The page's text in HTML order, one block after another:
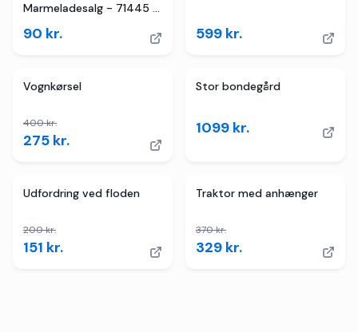
Marmeladesalg - 71445 -
90 kr. 599 kr.
3butikker
Vognkørsel
400kr.
275 kr.
Stor bondegård
1099 kr.
TILBUD
Udfordring ved floden
200kr.
151 kr.
TILBUD
2butikker
Traktor med anhænger
370kr.
329 kr.